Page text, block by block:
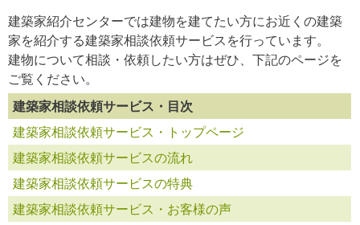
建築家紹介センターでは建物を建てたい方にお近くの建築
家を紹介する建築家相談依頼サービスを行っています。
建物について相談・依頼したい方はぜひ、下記のページを
ご覧ください。
建築家相談依頼サービス・目次
建築家相談依頼サービス・トップページ
建築家相談依頼サービスの流れ
建築家相談依頼サービスの特典
建築家相談依頼サービス・お客様の声